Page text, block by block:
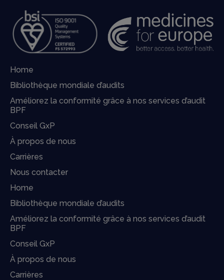
Home
Bibliothèque mondiale d’audits
Améliorez la conformité grâce à nos services d’audit
BPF
Conseil GxP
À propos de nous
Carrières
Nous contacter
Home
Bibliothèque mondiale d’audits
Améliorez la conformité grâce à nos services d’audit
BPF
Conseil GxP
À propos de nous
Carrières